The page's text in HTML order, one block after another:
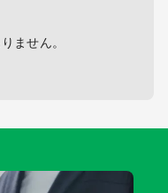
ません。